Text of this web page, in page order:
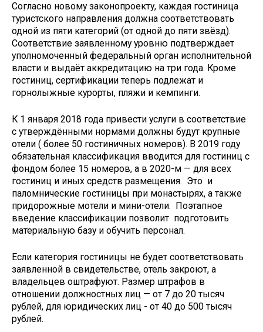
Согласно новому законопроекту, каждая гостиница
туристского направления должна соответствовать
одной из пяти категорий (от одной до пяти звёзд).
Соответствие заявленному уровню подтверждает
уполномоченный федеральный орган исполнительной
власти и выдаёт аккредитацию на три года. Кроме
гостиниц, сертификации теперь подлежат и
горнолыжные курорты, пляжи и кемпинги.
К 1 января 2018 года привести услуги в соответствие
с утверждёнными нормами должны будут крупные
отели ( более 50 гостиничных номеров). В 2019 году
обязательная классификация вводится для гостиниц с
фондом более 15 номеров, а в 2020-м — для всех
гостиниц и иных средств размещения. Это и
паломнические гостиницы при монастырях, а также
придорожные мотели и мини-отели. Поэтапное
введение классификации позволит подготовить
материальную базу и обучить персонал.
Если категория гостиницы не будет соответствовать
заявленной в свидетельстве, отель закроют, а
владельцев оштрафуют. Размер штрафов в
отношении должностных лиц — от 7 до 20 тысяч
рублей, для юридических лиц - от 40 до 500 тысяч
рублей.